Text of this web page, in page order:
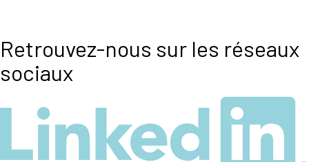
Retrouvez-nous sur les réseaux
sociaux